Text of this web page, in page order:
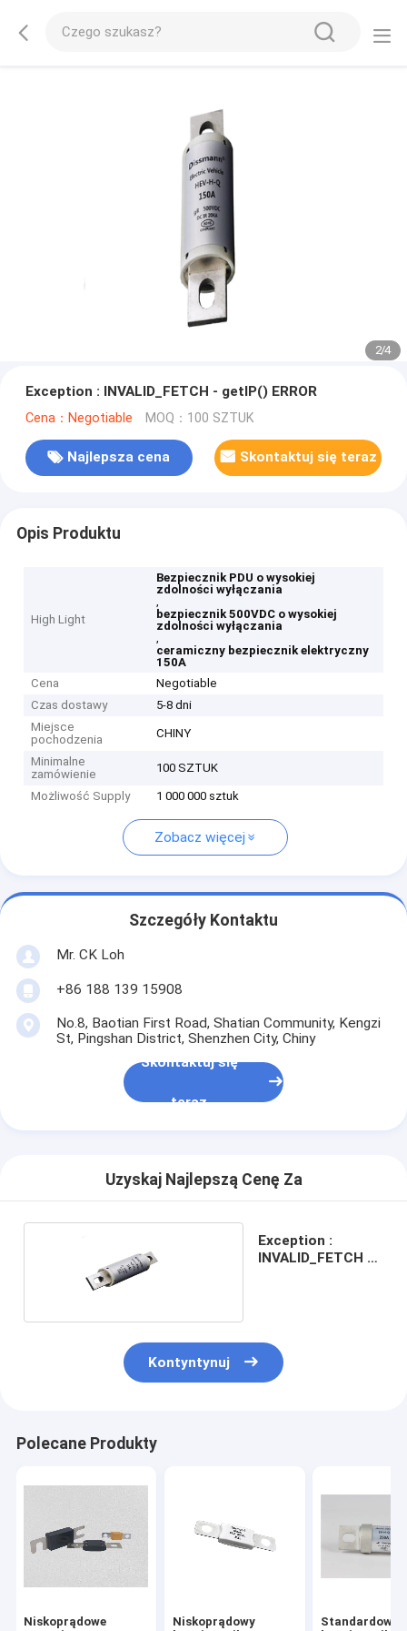
2/4
Exception : INVALID_FETCH - getIP() ERROR
Cena：Negotiable MOQ：100 SZTUK
Najlepsza cena Skontaktuj się teraz
Opis Produktu
High Light
Bezpiecznik PDU o wysokiej
zdolności wyłączania
,
bezpiecznik 500VDC o wysokiej
zdolności wyłączania
,
ceramiczny bezpiecznik elektryczny
150A
Cena
Negotiable
Czas dostawy
5-8 dni
Miejsce
pochodzenia
CHINY
Minimalne
zamówienie
100 SZTUK
Możliwość Supply 1 000 000 sztuk
Zobacz więcej
Szczegóły Kontaktu
Mr. CK Loh
+86 188 139 15908
No.8, Baotian First Road, Shatian Community, Kengzi
St, Pingshan District, Shenzhen City, Chiny
Skontaktuj się
teraz
Uzyskaj Najlepszą Cenę Za
Exception :
INVALID_FETCH -
Kontyntynuj
Polecane Produkty
Niskoprądowe
Niskoprądowy
Standardowe